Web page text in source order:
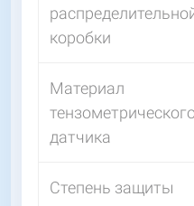
коробки
Материал
датчика
Степень защиты